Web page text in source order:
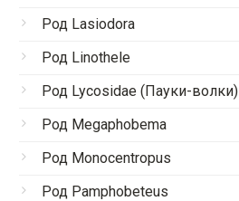
Род Lasiodora
Род Linothele
Род Lycosidae (Пауки-волки)
Род Megaphobema
Род Monocentropus
Род Pamphobeteus